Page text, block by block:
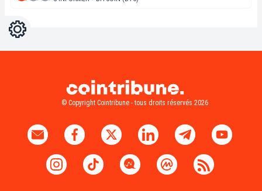
Réglages
© Copyright Cointribune - tous droits réservés 2026